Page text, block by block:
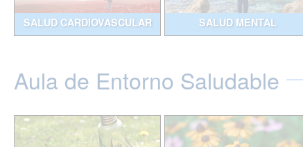
SALUD CARDIOVASCULAR SALUD MENTAL
Aula de Entorno Saludable